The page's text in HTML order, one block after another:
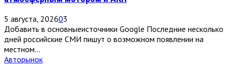
5 августа, 202603
Добавить в основныеисточники Google Последние несколько
дней российские СМИ пишут о возможном появлении на
местном...
Авторынок